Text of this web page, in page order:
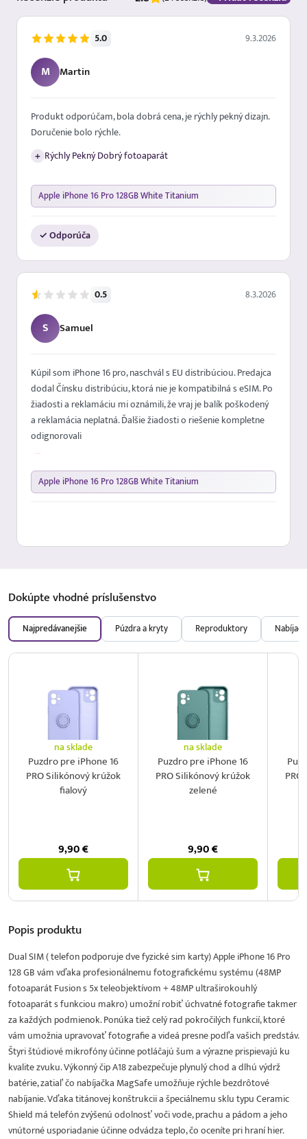
5.0 9.3.2026
M Martin
Produkt odporúčam, bola dobrá cena, je rýchly pekný dizajn.
Doručenie bolo rýchle.
+ Rýchly Pekný Dobrý fotoaparát
Apple iPhone 16 Pro 128GB White Titanium
✓ Odporúča
0.5 8.3.2026
S Samuel
Kúpil som iPhone 16 pro, naschvál s EU distribúciou. Predajca
dodal Čínsku distribúciu, ktorá nie je kompatibilná s eSIM. Po
žiadosti a reklamáciu mi oznámili, že vraj je balík poškodený
a reklamácia neplatná. Ďalšie žiadosti o riešenie kompletne
odignorovali
pošlú Čínsky mobil. Pri reklamácii mi povedali, že
zariadenie je poškodené a reklamácia neplatná. Nikdy viac
Apple iPhone 16 Pro 128GB White Titanium
Dokúpte vhodné príslušenstvo
Najpredávanejšie Púzdra a kryty Reproduktory
na sklade
Puzdro pre iPhone 16
PRO Silikónový krúžok
fialový
9,90€
na sklade
Puzdro pre iPhone 16
PRO Silikónový krúžok
zelené
9,90€
Popisproduktu
Dual SIM ( telefon podporuje dve fyzické sim karty) Apple iPhone 16 Pro
128 GB vám vďaka profesionálnemu fotografickému systému (48MP
fotoaparát Fusion s 5x teleobjektívom + 48MP ultraširokouhlý
fotoaparát s funkciou makro) umožní robiť úchvatné fotografie takmer
za každých podmienok. Ponúka tiež celý rad pokročilých funkcií, ktoré
vám umožnia upravovať fotografie a videá presne podľa vašich predstáv.
Štyri štúdiové mikrofóny účinne potláčajú šum a výrazne prispievajú ku
kvalite zvuku. Výkonný čip A18 zabezpečuje plynulý chod a dlhú výdrž
batérie, zatiaľ čo nabíjačka MagSafe umožňuje rýchle bezdrôtové
nabíjanie. Vďaka titánovej konštrukcii a špeciálnemu sklu typu Ceramic
Shield má telefón zvýšenú odolnosť voči vode, prachu a pádom a jeho
vnútorné usporiadanie účinne odvádza teplo, čo oceníte pri hraní hier.